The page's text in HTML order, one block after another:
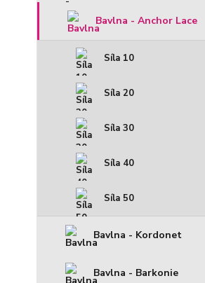
Bavlna - Anchor Lace
Síla 10
Síla 20
Síla 30
Síla 40
Síla 50
Bavlna - Kordonet
Bavlna - Barkonie